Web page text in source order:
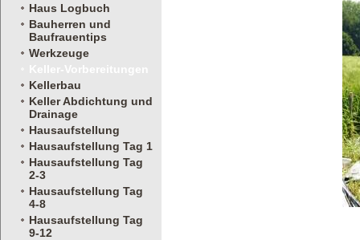
Haus Logbuch
Bauherren und
Baufrauentips
Werkzeuge
Kellerbau
Keller Abdichtung und
Drainage
Hausaufstellung
Hausaufstellung Tag 1
Hausaufstellung Tag
2-3
Hausaufstellung Tag
4-8
Hausaufstellung Tag
9-12